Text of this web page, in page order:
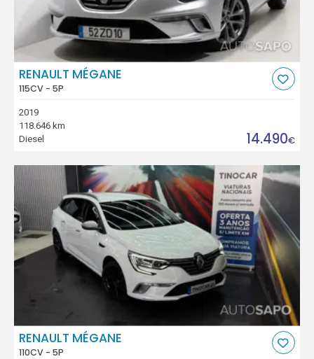
RENAULT MÉGANE
115CV - 5P
2019
118.646 km
Diesel
14.490€
RENAULT MÉGANE
110CV - 5P